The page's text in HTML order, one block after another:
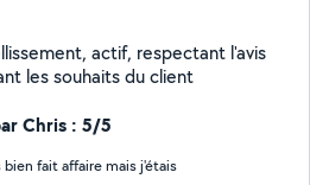
actif, respectant l'avis
les souhaits du client
Chris : 5/5
fait affaire mais j'étais